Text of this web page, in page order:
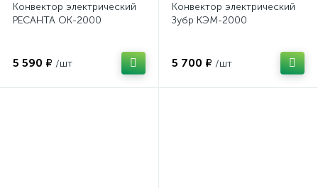
Конвектор электрический
РЕСАНТА ОК-2000
5 590 ₽ /шт
Конвектор электрический
Зубр КЭМ-2000
5 700 ₽ /шт